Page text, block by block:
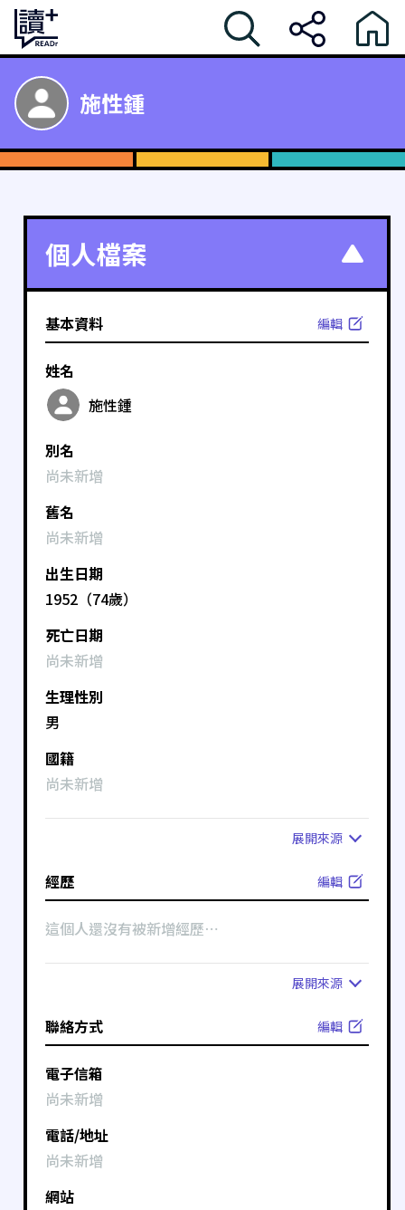
施性鍾
個人檔案
基本資料 編輯
姓名
施性鍾
別名
尚未新增
舊名
尚未新增
出生日期
1952（74歲）
死亡日期
尚未新增
生理性別
男
國籍
尚未新增
展開來源
經歷 編輯
這個人還沒有被新增經歷⋯
展開來源
聯絡方式 編輯
電子信箱
尚未新增
電話/地址
尚未新增
網站